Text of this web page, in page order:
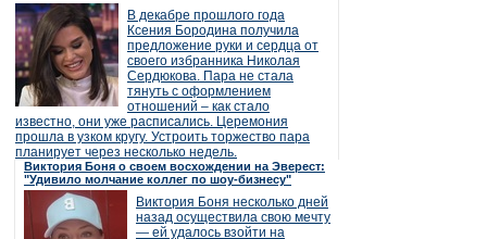
В декабре прошлого года
Ксения Бородина получила
предложение руки и сердца от
своего избранника Николая
Сердюкова. Пара не стала
тянуть с оформлением
отношений – как стало
известно, они уже расписались. Церемония
прошла в узком кругу. Устроить торжество пара
планирует через несколько недель.
Виктория Боня о своем восхождении на Эверест:
"Удивило молчание коллег по шоу-бизнесу"
Виктория Боня несколько дней
назад осуществила свою мечту
— ей удалось взойти на